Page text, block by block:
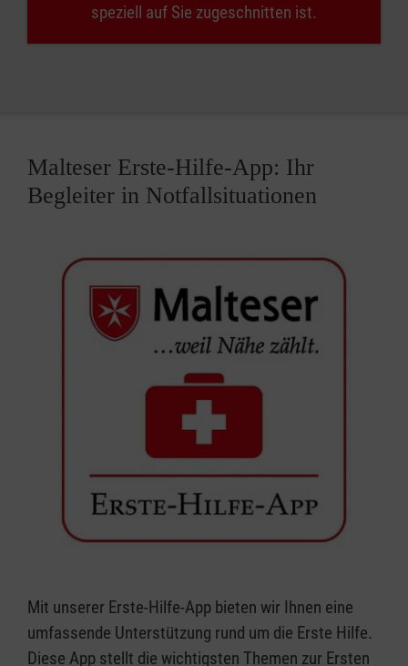
speziell auf Sie zugeschnitten ist.
Malteser Erste-Hilfe-App: Ihr
Begleiter in Notfallsituationen
Mit unserer Erste-Hilfe-App bieten wir Ihnen eine
umfassende Unterstützung rund um die Erste Hilfe.
Diese App stellt die wichtigsten Themen zur Ersten